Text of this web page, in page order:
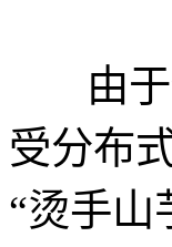
由于
受分布
“烫手山